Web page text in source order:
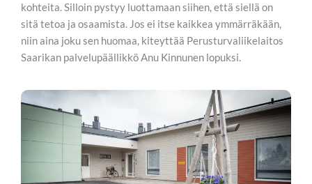
kohteita. Silloin pystyy luottamaan siihen, että siellä on
sitä tetoa ja osaamista. Jos ei itse kaikkea ymmärräkään,
niin aina joku sen huomaa, kiteyttää Perusturvaliikelaitos
Saarikan palvelupäällikkö Anu Kinnunen lopuksi.